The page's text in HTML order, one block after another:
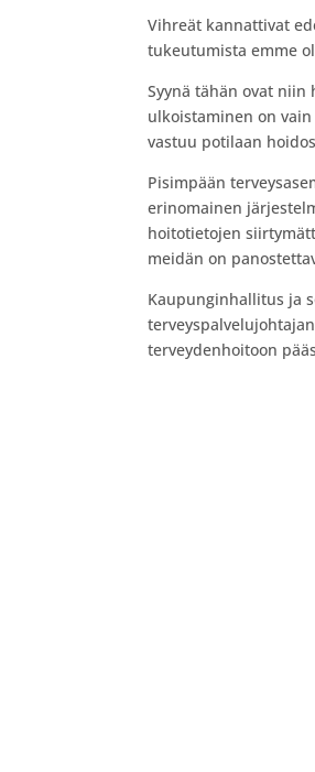
Vihreät kannattivat
tukeutumista emme
Syynä tähän ovat
ulkoistaminen on
vastuu potilaan
Pisimpään
erinomainen
hoitotietojen
meidän on
Kaupunginhallitus ja
terveydenhoitoon